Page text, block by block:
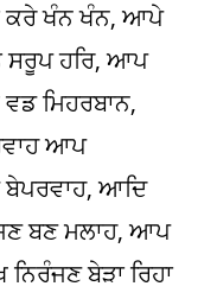
ਖੰਨ ਖੰਨ, ਆਪੇ
ਹਰਿ, ਆਪ
ਮਿਹਰਬਾਨ,
ਆਪ
ਆਦਿ
ਬਣ ਮਲਾਹ, ਆਪ
ਬੇੜਾ ਰਿਹਾ